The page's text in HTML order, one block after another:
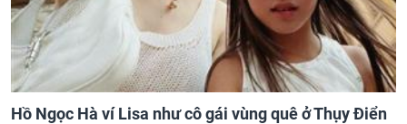
Hồ Ngọc Hà ví Lisa như cô gái vùng quê ở Thụy Điển